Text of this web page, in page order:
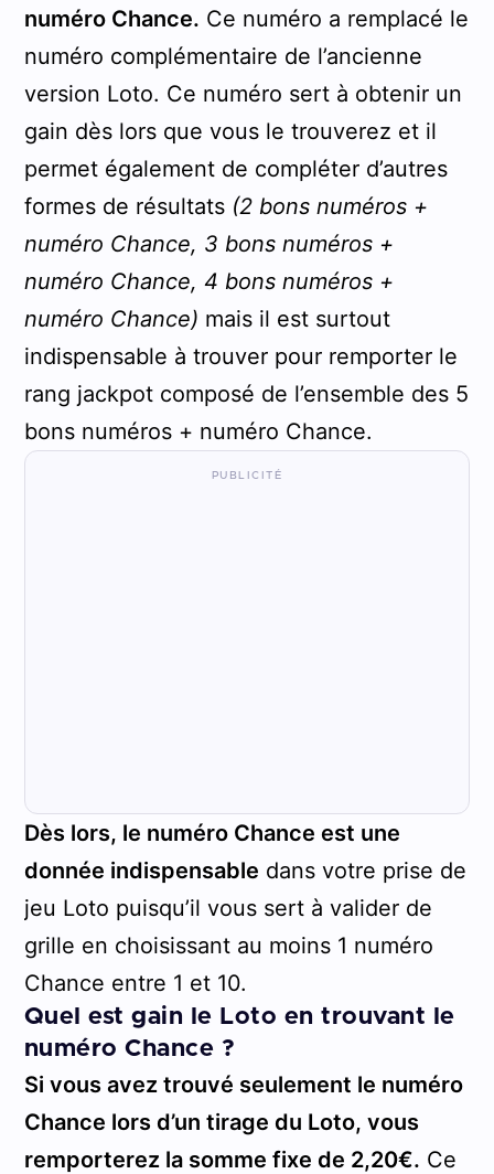
numéro Chance. Ce numéro a remplacé le
numéro complémentaire de l’ancienne
version Loto. Ce numéro sert à obtenir un
gain dès lors que vous le trouverez et il
permet également de compléter d’autres
formes de résultats(2 bons numéros +
numéro Chance, 3 bons numéros +
numéro Chance, 4 bons numéros +
numéro Chance) mais il est surtout
indispensable à trouver pour remporter le
rang jackpot composé de l’ensemble des 5
bons numéros + numéro Chance.
Dès lors, le numéro Chance est une
donnée indispensable dans votre prise de
jeu Loto puisqu’il vous sert à valider de
grille en choisissant au moins 1 numéro
Chance entre 1 et 10.
Quel est gain le Loto en trouvant le
numéro Chance ?
Si vous avez trouvé seulement le numéro
Chance lors d’un tirage du Loto, vous
remporterez la somme fixe de 2,20€. Ce